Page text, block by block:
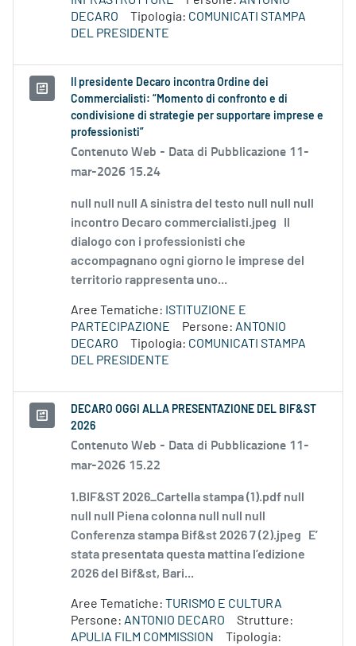
DECARO
Tipologia: COMUNICATI STAMPA
DEL PRESIDENTE
Il presidente Decaro incontra Ordine dei
Commercialisti: “Momento di confronto e di
condivisione di strategie per supportare imprese e
professionisti”
Contenuto Web - Data di Pubblicazione 11-
mar-2026 15.24
null null null A sinistra del testo null null null
incontro Decaro commercialisti.jpeg Il
dialogo con i professionisti che
accompagnano ogni giorno le imprese del
territorio rappresenta uno...
Aree Tematiche: ISTITUZIONE E
PARTECIPAZIONE
Persone: ANTONIO
DECARO
Tipologia: COMUNICATI STAMPA
DEL PRESIDENTE
DECARO OGGI ALLA PRESENTAZIONE DEL BIF&ST
2026
Contenuto Web - Data di Pubblicazione 11-
mar-2026 15.22
1.BIF&ST 2026_Cartella stampa (1).pdf null
null null Piena colonna null null null
Conferenza stampa Bif&st 2026 7 (2).jpeg E’
stata presentata questa mattina l’edizione
2026 del Bif&st, Bari...
Aree Tematiche: TURISMO E CULTURA
Persone: ANTONIO DECARO
Strutture:
APULIA FILM COMMISSION
Tipologia: